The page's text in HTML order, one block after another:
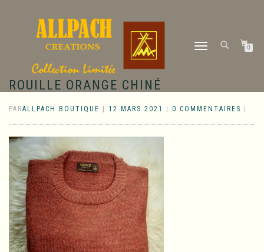
DÉPLIER
0
ROUILLE ORANGE CHINÉ
PARALLPACH BOUTIQUE 12 MARS 2021 0 COMMENTAIRES